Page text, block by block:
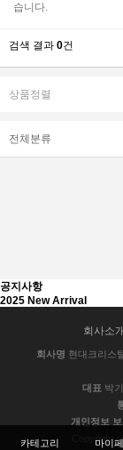
습니다.
검색 결과 0건
상품정렬
전체분류
카테고리 마이
공지사항
2025 New Arrival
회사소개
회사명 현대크리스
대표 박
개인정보
Copyright